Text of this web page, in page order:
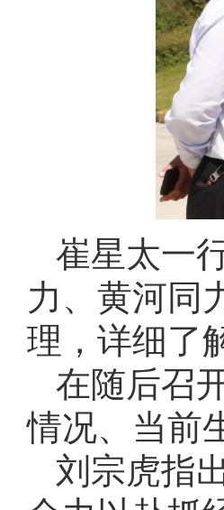
崔星太一
力、黄河同
理，详细了
在随后召
情况、当前
刘宗虎指